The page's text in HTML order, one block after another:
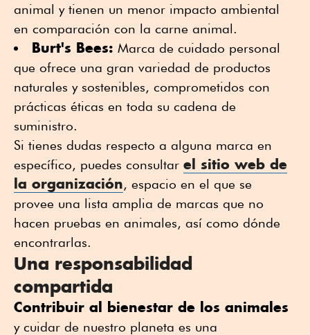
animal y tienen un menor impacto ambiental
en comparación con la carne animal.
Burt's Bees: Marca de cuidado personal
que ofrece una gran variedad de productos
naturales y sostenibles, comprometidos con
prácticas éticas en toda su cadena de
suministro.
Si tienes dudas respecto a alguna marca en
específico, puedes consultar el sitio web de
la organización, espacio en el que se
provee una lista amplia de marcas que no
hacen pruebas en animales, así como dónde
encontrarlas.
Una responsabilidad
compartida
Contribuir al bienestar de los animales
y cuidar de nuestro planeta es una